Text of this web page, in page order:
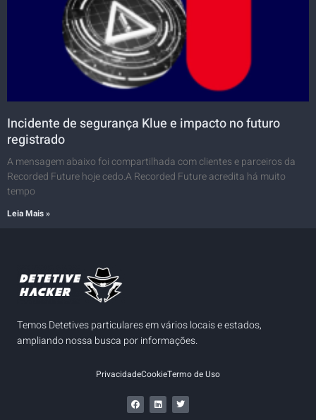
Incidente de segurança Klue e impacto no futuro
registrado
A mensagem abaixo foi compartilhada com clientes e parceiros da
Recorded Future hoje cedo.A Recorded Future acredita há muito
tempo
Leia Mais »
Temos Detetives particulares em vários locais e estados,
ampliando nossa busca por informações.
PrivacidadeCookieTermo de Uso